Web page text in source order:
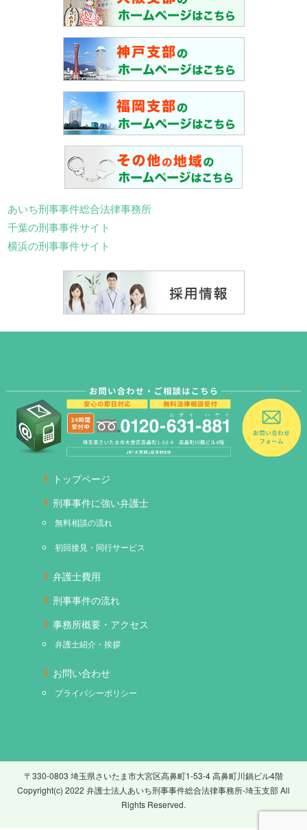
あいち刑事事件総合法律事務所
千葉の刑事事件サイト
横浜の刑事事件サイト
トップページ
刑事事件に強い弁護士
無料相談の流れ
初回接見・同行サービス
弁護士費用
刑事事件の流れ
事務所概要・アクセス
弁護士紹介・挨拶
お問い合わせ
プライバシーポリシー
〒330-0803 埼玉県さいたま市大宮区高鼻町1-53-4 高鼻町川鍋ビル4階
Copyright(c) 2022 弁護士法人あいち刑事事件総合法律事務所-埼玉支部 All
Rights Reserved.